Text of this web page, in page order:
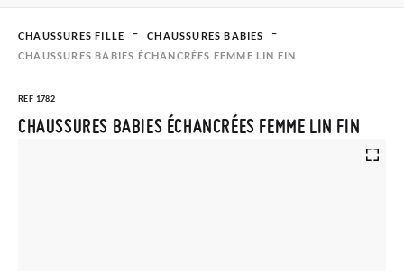
CHAUSSURES FILLE
CHAUSSURES BABIES
CHAUSSURES BABIES ÉCHANCRÉES FEMME LIN FIN
REF 1782
CHAUSSURES BABIES ÉCHANCRÉES FEMME LIN FIN